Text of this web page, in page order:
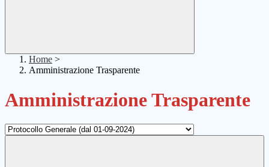
Home >
Amministrazione Trasparente
Amministrazione Trasparente